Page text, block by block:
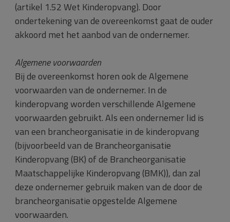
(artikel 1.52 Wet Kinderopvang). Door
ondertekening van de overeenkomst gaat de ouder
akkoord met het aanbod van de ondernemer.
Algemene voorwaarden
Bij de overeenkomst horen ook de Algemene
voorwaarden van de ondernemer. In de
kinderopvang worden verschillende Algemene
voorwaarden gebruikt. Als een ondernemer lid is
van een brancheorganisatie in de kinderopvang
(bijvoorbeeld van de Brancheorganisatie
Kinderopvang (BK) of de Brancheorganisatie
Maatschappelijke Kinderopvang (BMK)), dan zal
deze ondernemer gebruik maken van de door de
brancheorganisatie opgestelde Algemene
voorwaarden.